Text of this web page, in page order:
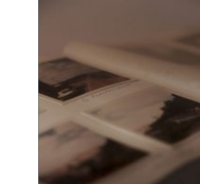
seriösa gallerier och
webbutiker, och det är
ingen slump. Ad...